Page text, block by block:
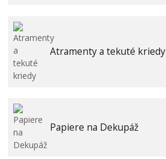
Atramenty a tekuté kriedy
Papiere na Dekupáž